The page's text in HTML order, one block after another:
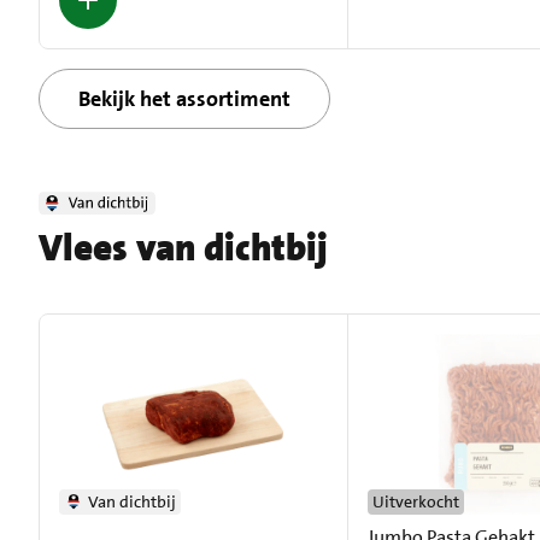
Bekijk het assortiment
Vlees van dichtbij
Van dichtbij Uitverkocht